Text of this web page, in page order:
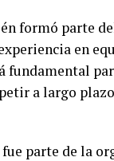
formó parte
en
fundamental
a largo
parte de la